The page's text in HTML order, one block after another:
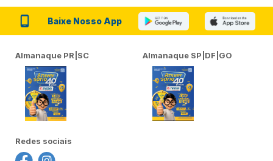
Baixe Nosso App
Almanaque PR|SC Almanaque SP|DF|GO
Redes sociais